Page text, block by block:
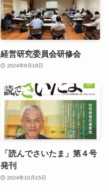
経営研究委員会研修会
2024年9月18日
「読んでさいたま」第４号
発刊
2024年10月15日